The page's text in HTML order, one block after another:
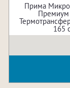
Прима
165